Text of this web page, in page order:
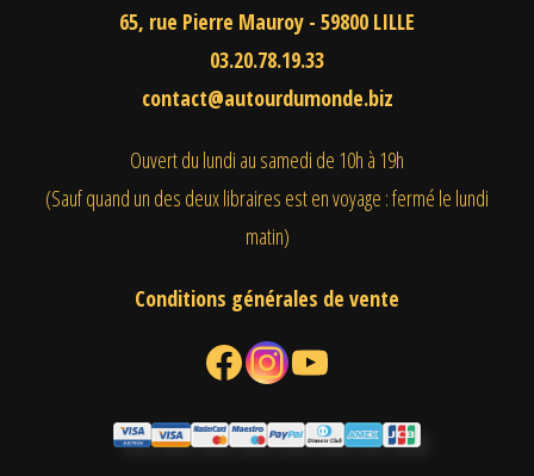
65, rue Pierre Mauroy - 59800 LILLE
03.20.78.19.33
contact@autourdumonde.biz
Ouvert du lundi au samedi de 10h à 19h
(Sauf quand un des deux libraires est en voyage : fermé le lundi
matin)
Conditions générales de vente
Facebook Instagram YouTube